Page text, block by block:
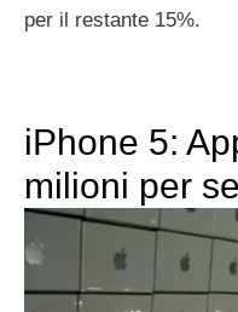
per il restante 15%.
iPhone 5:
milioni per